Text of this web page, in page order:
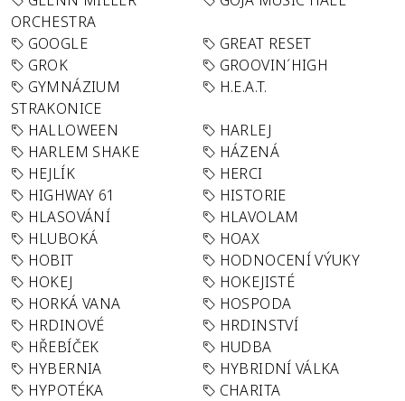
ORCHESTRA
GOOGLE
GREAT RESET
GROK
GROOVIN´HIGH
GYMNÁZIUM
STRAKONICE
H.E.A.T.
HALLOWEEN
HARLEJ
HARLEM SHAKE
HÁZENÁ
HEJLÍK
HERCI
HIGHWAY 61
HISTORIE
HLASOVÁNÍ
HLAVOLAM
HLUBOKÁ
HOAX
HOBIT
HODNOCENÍ VÝUKY
HOKEJ
HOKEJISTÉ
HORKÁ VANA
HOSPODA
HRDINOVÉ
HRDINSTVÍ
HŘEBÍČEK
HUDBA
HYBERNIA
HYBRIDNÍ VÁLKA
HYPOTÉKA
CHARITA